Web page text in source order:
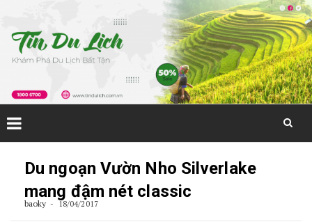
Du ngoạn Vườn Nho Silverlake
mang đậm nét classic
baoky 18/04/2017